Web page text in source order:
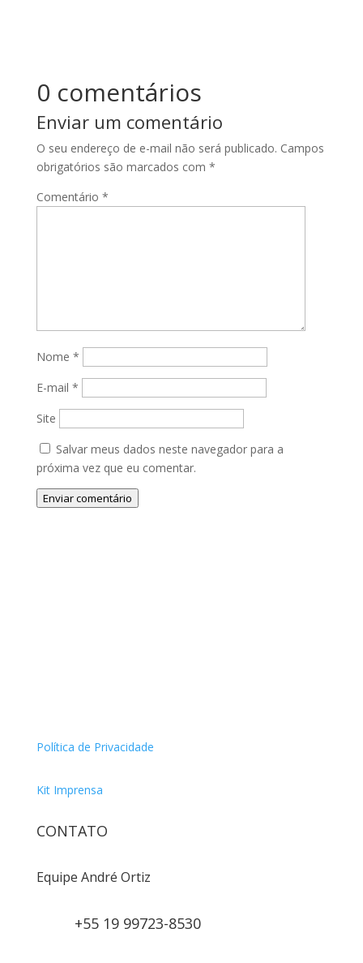
0 comentários
Enviar um comentário
O seu endereço de e-mail não será publicado. Campos
obrigatórios são marcados com *
Comentário *
Nome *
E-mail *
Site
Salvar meus dados neste navegador para a
próxima vez que eu comentar.
Enviar comentário
Política de Privacidade
Kit Imprensa
CONTATO
Equipe André Ortiz
+55 19 99723-8530